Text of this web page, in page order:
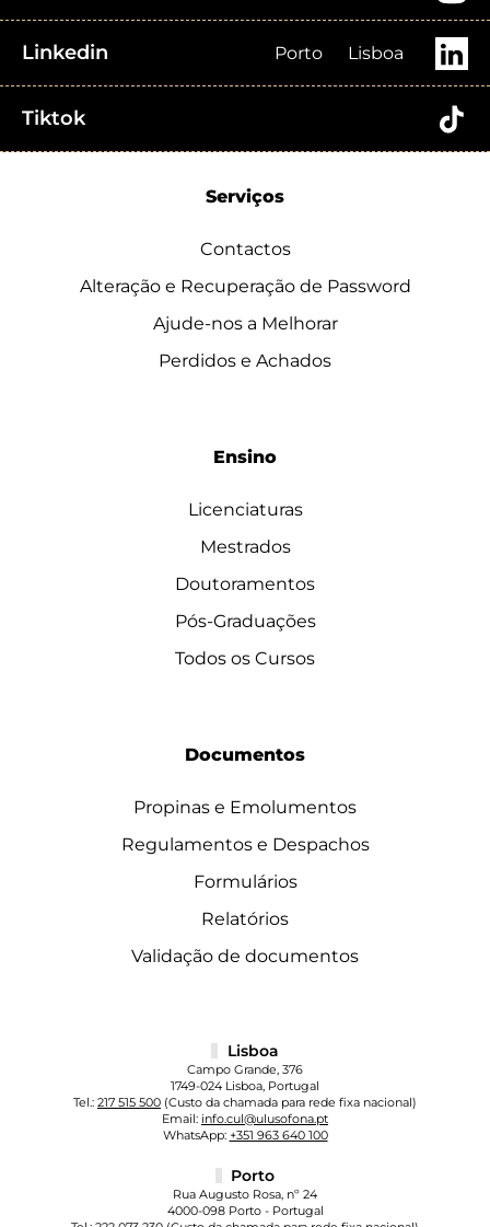
Linkedin Porto Lisboa
Tiktok
Serviços
Contactos
Alteração e Recuperação de Password
Ajude-nos a Melhorar
Perdidos e Achados
Ensino
Licenciaturas
Mestrados
Doutoramentos
Pós-Graduações
Todos os Cursos
Documentos
Propinas e Emolumentos
Regulamentos e Despachos
Formulários
Relatórios
Validação de documentos
Lisboa
Campo Grande, 376
1749-024 Lisboa, Portugal
Tel.: 217 515 500 (Custo da chamada para rede fixa nacional)
Email: info.cul@ulusofona.pt
WhatsApp: +351 963 640 100
Porto
Rua Augusto Rosa, nº 24
4000-098 Porto - Portugal